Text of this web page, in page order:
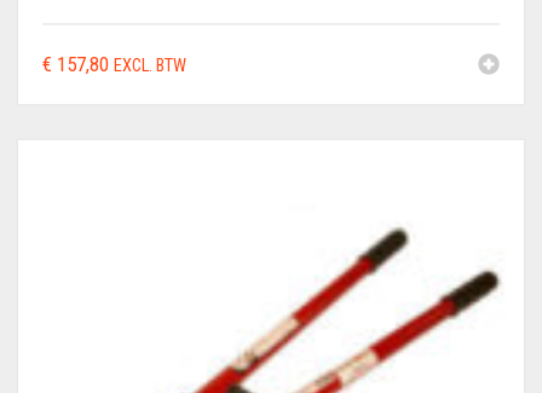
€ 157,80 EXCL. BTW